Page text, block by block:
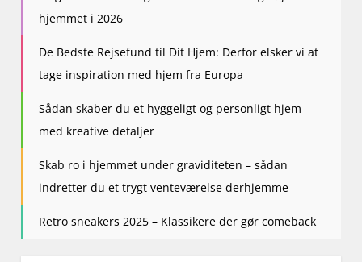
hjemmet i 2026
De Bedste Rejsefund til Dit Hjem: Derfor elsker vi at
tage inspiration med hjem fra Europa
Sådan skaber du et hyggeligt og personligt hjem
med kreative detaljer
Skab ro i hjemmet under graviditeten – sådan
indretter du et trygt venteværelse derhjemme
Retro sneakers 2025 – Klassikere der gør comeback